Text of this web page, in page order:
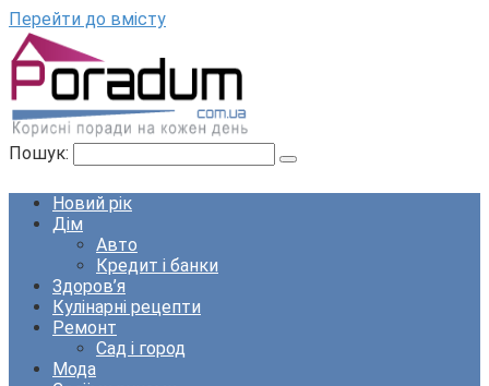
Перейти до вмісту
Пошук:
Новий рік
Дім
Авто
Кредит і банки
Здоров’я
Кулінарні рецепти
Ремонт
Сад і город
Мода